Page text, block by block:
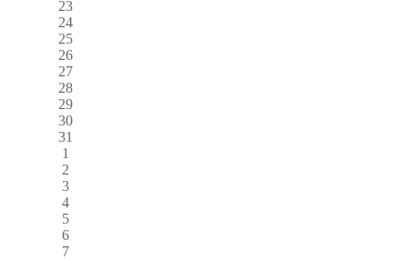
23
24
25
26
27
28
29
30
31
1
2
3
4
5
6
7